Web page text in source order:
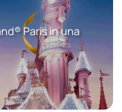
Paris in una